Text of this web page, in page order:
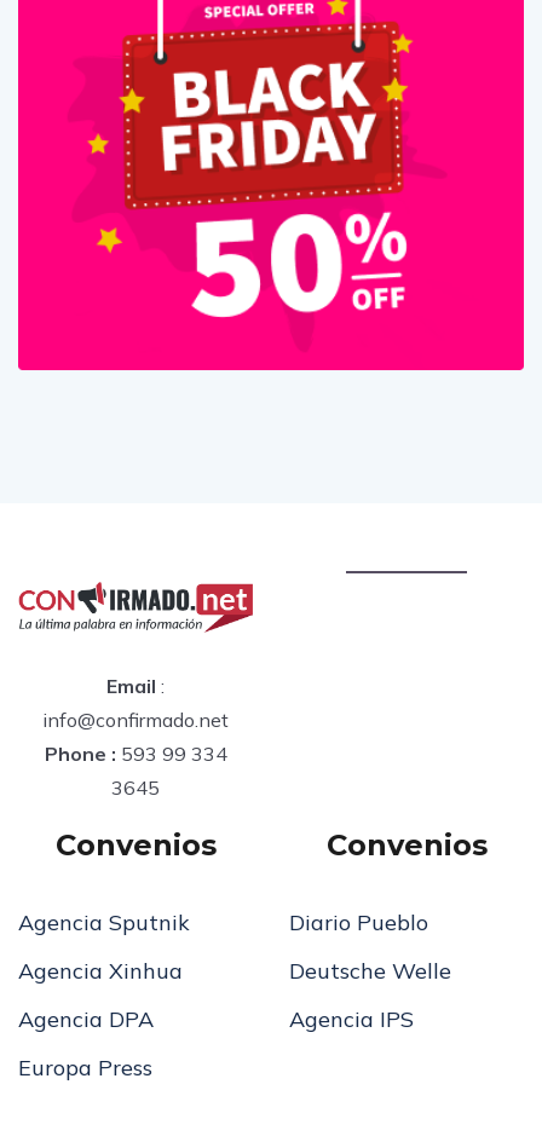
Email :
info@confirmado.net
Phone : 593 99 334
3645
Convenios
Agencia Sputnik
Agencia Xinhua
Agencia DPA
Europa Press
Convenios
Diario Pueblo
Deutsche Welle
Agencia IPS